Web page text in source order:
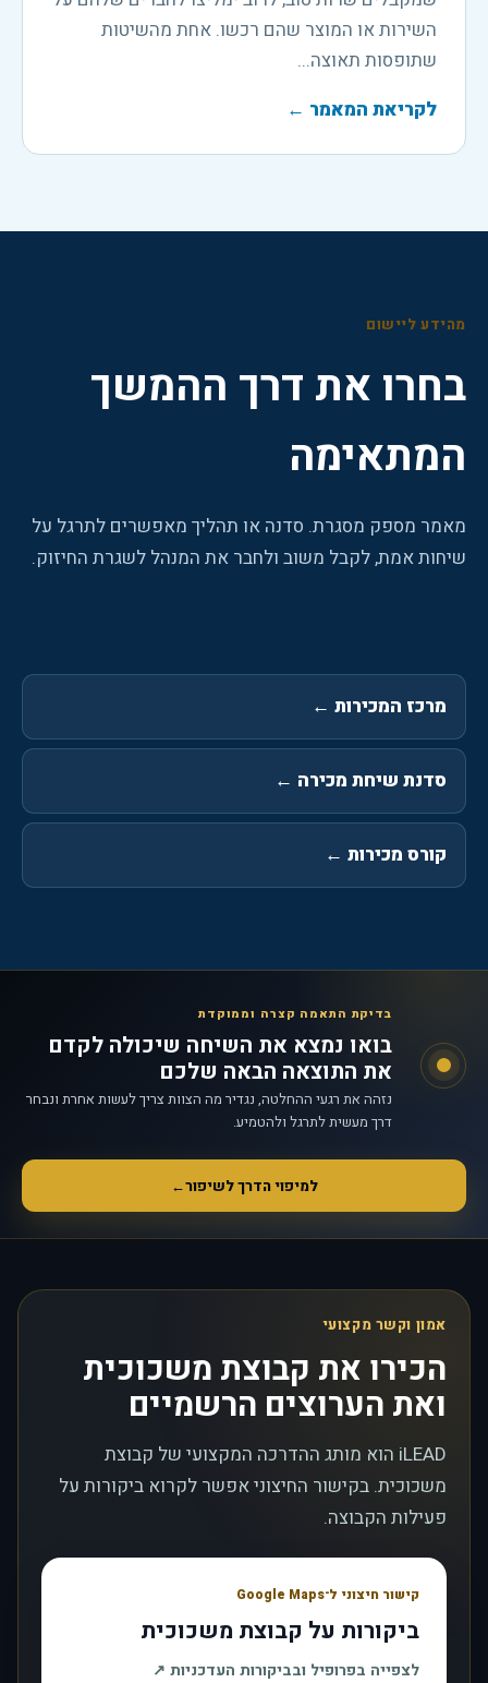
השירות או המוצר שהם רכשו. אחת מהשיטות
שתופסות תאוצה...
לקריאת המאמר ←
מהידע ליישום
בחרו את דרך ההמשך
המתאימה
מאמר מספק מסגרת. סדנה או תהליך מאפשרים לתרגל על
שיחות אמת, לקבל משוב ולחבר את המנהל לשגרת החיזוק.
מרכז המכירות ←
סדנת שיחת מכירה ←
קורס מכירות ←
בדיקת התאמה קצרה וממוקדת
בואו נמצא את השיחה שיכולה לקדם
את התוצאה הבאה שלכם
נזהה את רגעי ההחלטה, נגדיר מה הצוות צריך לעשות אחרת ונבחר
דרך מעשית לתרגל ולהטמיע.
למיפוי הדרך לשיפור←
אמון וקשר מקצועי
הכירו את קבוצת משכוכית
ואת הערוצים הרשמיים
iLEAD הוא מותג ההדרכה המקצועי של קבוצת
משכוכית. בקישור החיצוני אפשר לקרוא ביקורות על
פעילות הקבוצה.
קישור חיצוני ל־Google Maps
ביקורות על קבוצת משכוכית
לצפייה בפרופיל ובביקורות העדכניות ↗